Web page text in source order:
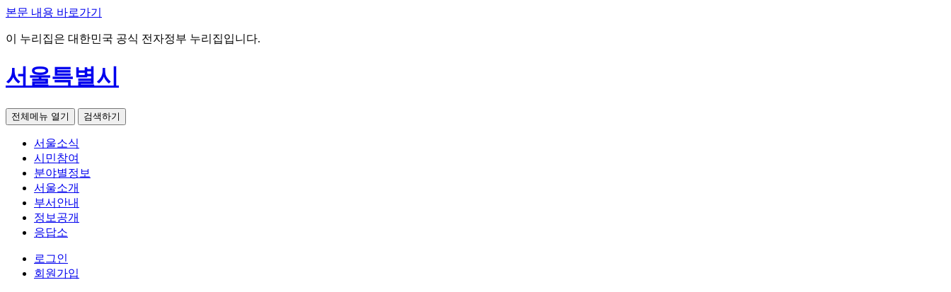
본문 내용 바로가기
이 누리집은 대한민국 공식 전자정부 누리집입니다.
서울특별시
전체메뉴 열기 검색하기
서울소식
시민참여
분야별정보
서울소개
부서안내
정보공개
응답소
로그인
회원가입